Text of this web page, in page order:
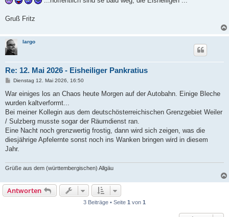
t
a
Gruß Fritz
largo
Re: 12. Mai 2026 - Eisheiliger Pankratius
B
i
r
a
Dienstag 12. Mai 2026, 16:50
War einiges los an Chaos heute Morgen auf der Autobahn. Einige Bleche
wurden kaltverformt...
Bei meiner Kollegin aus dem deutschösterreichischen Grenzgebiet Weiler
/ Sulzberg musste sogar der Räumdienst ran.
Eine Nacht noch grenzwertig frostig, dann wird sich zeigen, was die
diesjährige Apfelernte sonst noch ins Wanken bringen wird in diesem
Jahr.
Grüße aus dem (württembergischen) Allgäu
Antworten
3 Beiträge • Seite 1 von 1